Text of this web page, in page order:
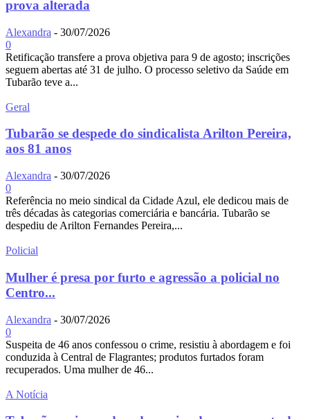
prova alterada
Alexandra - 30/07/2026
0
Retificação transfere a prova objetiva para 9 de agosto; inscrições
seguem abertas até 31 de julho. O processo seletivo da Saúde em
Tubarão teve a...
Geral
Tubarão se despede do sindicalista Arilton Pereira,
aos 81 anos
Alexandra - 30/07/2026
0
Referência no meio sindical da Cidade Azul, ele dedicou mais de
três décadas às categorias comerciária e bancária. Tubarão se
despediu de Arilton Fernandes Pereira,...
Policial
Mulher é presa por furto e agressão a policial no
Centro...
Alexandra - 30/07/2026
0
Suspeita de 46 anos confessou o crime, resistiu à abordagem e foi
conduzida à Central de Flagrantes; produtos furtados foram
recuperados. Uma mulher de 46...
A Notícia